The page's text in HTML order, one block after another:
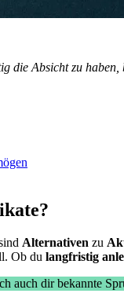
die Absicht zu
Alternativen zu
Ob du langfristig
auch dir bekannte